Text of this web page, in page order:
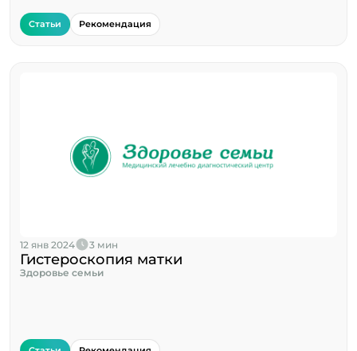
Статьи Рекомендация
12 янв 2024 3 мин
Гистероскопия матки
Здоровье семьи